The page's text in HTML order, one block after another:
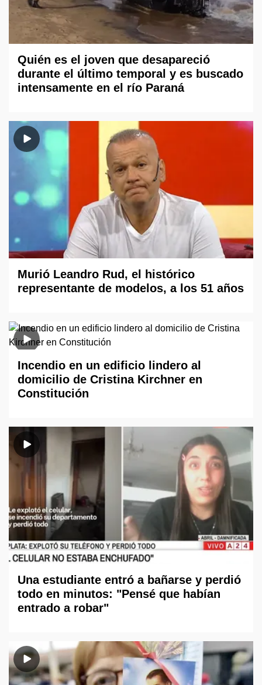
Quién es el joven que desapareció
durante el último temporal y es buscado
intensamente en el río Paraná
Murió Leandro Rud, el histórico
representante de modelos, a los 51 años
Incendio en un edificio lindero al
domicilio de Cristina Kirchner en
Constitución
Una estudiante entró a bañarse y perdió
todo en minutos: "Pensé que habían
entrado a robar"